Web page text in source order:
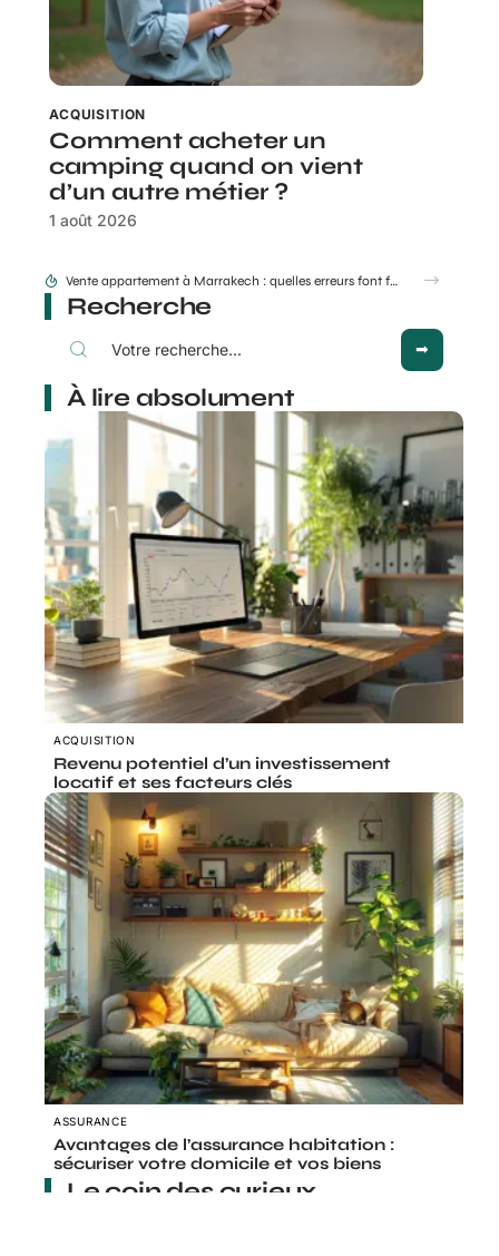
ACQUISITION
Comment acheter un
camping quand on vient
d’un autre métier ?
1 août 2026
Aidologement.com : le réflexe malin avant de signer un bail
Recherche
À lire absolument
ACQUISITION
Revenu potentiel d’un investissement
locatif et ses facteurs clés
ASSURANCE
Avantages de l’assurance habitation :
sécuriser votre domicile et vos biens
Le coin des curieux